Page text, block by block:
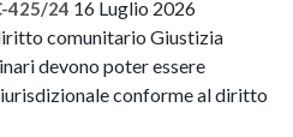
425/24 16 Luglio 2026
comunitario Giustizia
devono poter essere
conforme al diritto